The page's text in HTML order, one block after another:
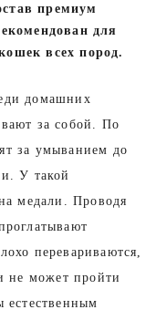
премиум
для
всех пород.
домашних
за собой. По
за умыванием до
У такой
медали. Проводя
перевариваются,
не может пройти
естественным